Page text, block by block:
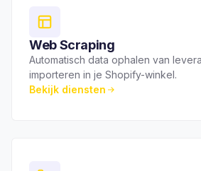
Web Scraping
Automatisch data ophalen van
importeren in je Shopify-winkel.
Bekijk diensten